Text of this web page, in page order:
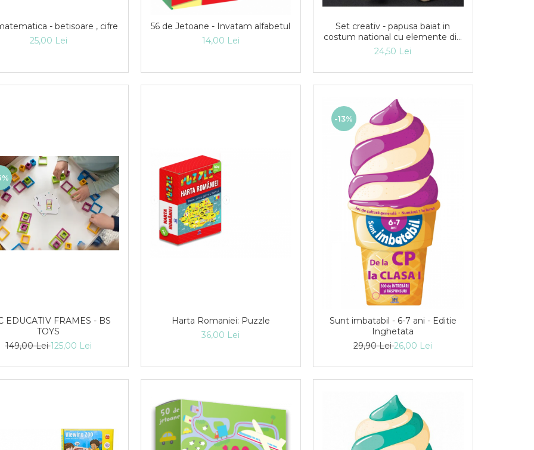
- betisoare , cifre
25,00 Lei
56 de Jetoane - Invatam alfabetul
14,00 Lei
Set creativ - papusa baiat in
costum national cu elemente din
lemn
24,50 Lei
EDUCATIV FRAMES - BS
TOYS
149,00 Lei125,00 Lei
Harta Romaniei: Puzzle
36,00 Lei
-13%
Sunt imbatabil - 6-7 ani - Editie
Inghetata
29,90 Lei26,00 Lei